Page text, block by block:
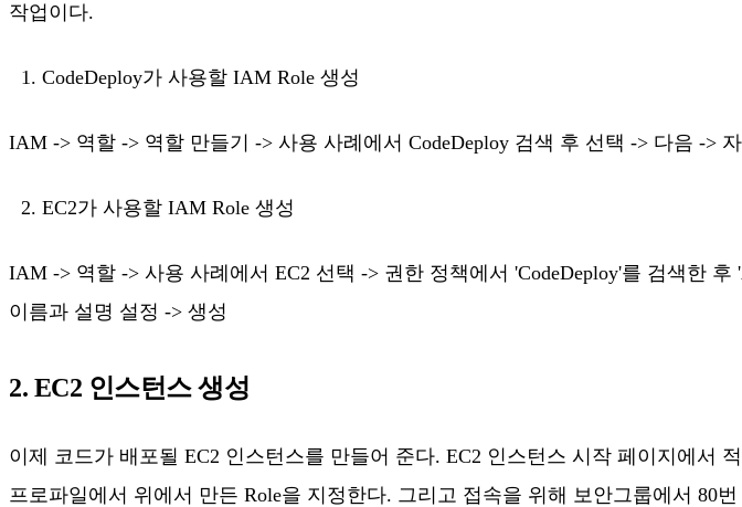
작업이다.
CodeDeploy가 사용할 IAM Role 생성
IAM -> 역할 -> 역할 만들기 -> 사용 사례에서 CodeDeploy 검색 후 선택 -> 다음 ->
EC2가 사용할 IAM Role 생성
IAM -> 역할 -> 사용 사례에서 EC2 선택 -> 권한 정책에서 'CodeDeploy'를 검색한
이름과 설명 설정 -> 생성
2. EC2 인스턴스 생성
이제 코드가 배포될 EC2 인스턴스를 만들어 준다. EC2 인스턴스 시작 페이지에
프로파일에서 위에서 만든 Role을 지정한다. 그리고 접속을 위해 보안그룹에서 80